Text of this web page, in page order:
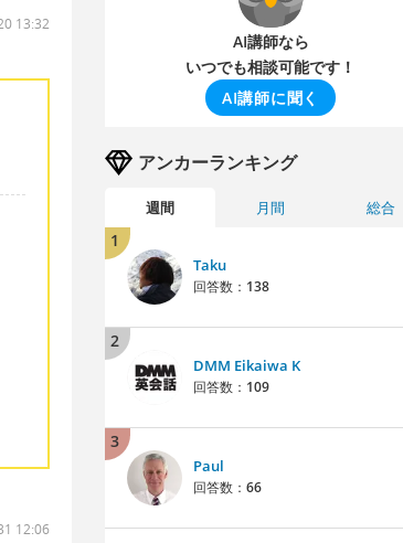
13:32
12:06
AI講師なら
いつでも相談可能です！
AI講師に聞く
アンカーランキング
週間 月間 総合
1
Taku
回答数： 138
2
DMM Eikaiwa K
回答数： 109
3
Paul
回答数： 66